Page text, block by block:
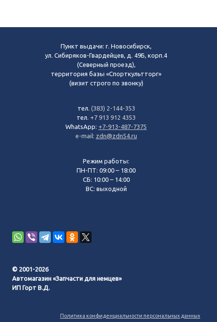
Пункт выдачи: г. Новосибирск,
ул. Сибиряков-Гвардейцев, д. 49Б, корп.4
(Северный проезд),
территория базы «Спорткультторг»
(визит строго по звонку)
тел. (383) 2-144-353
тел. +7 913 912 4353
WhatsApp: +7-913-487-7375
e-mail: zdn@zdn54.ru
Режим работы:
ПН-ПТ: 09:00 – 18:00
СБ: 10:00 – 14:00
ВС: выходной
© 2001-2026
Автомагазин «Запчасти для немцев»
ИП Горт В.Д.
Политика конфиденциальности персональных данных